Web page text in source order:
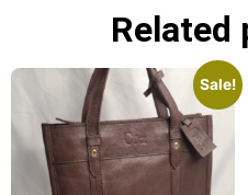
Related
Sale!